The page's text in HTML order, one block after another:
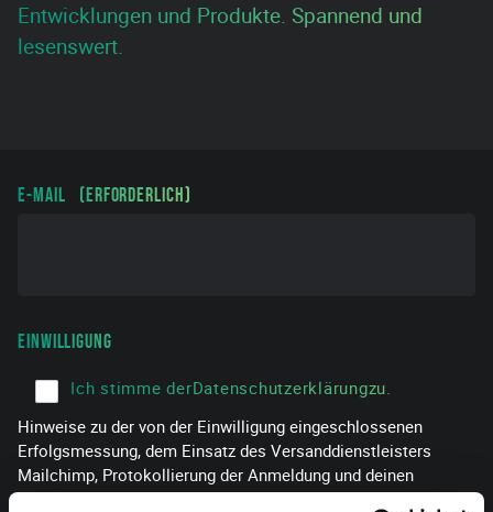
Entwicklungen und Produkte. Spannend und
lesenswert.
E-MAIL (ERFORDERLICH)
EINWILLIGUNG
Ich stimme derDatenschutzerklärungzu.
Hinweise zu der von der Einwilligung eingeschlossenen
Erfolgsmessung, dem Einsatz des Versanddienstleisters
Mailchimp, Protokollierung der Anmeldung und deinen
Widerrufsrechten erhältst du in unsererDatenschutzerklärung.